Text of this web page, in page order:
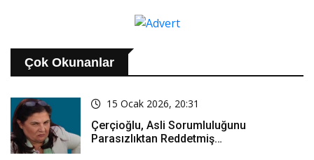
Çok Okunanlar
15 Ocak 2026, 20:31
Çerçioğlu, Asli Sorumluluğunu
Parasızlıktan Reddetmiş…